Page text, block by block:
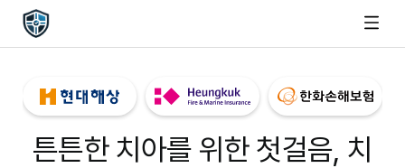
튼튼한 치아를 위한 첫걸음, 치